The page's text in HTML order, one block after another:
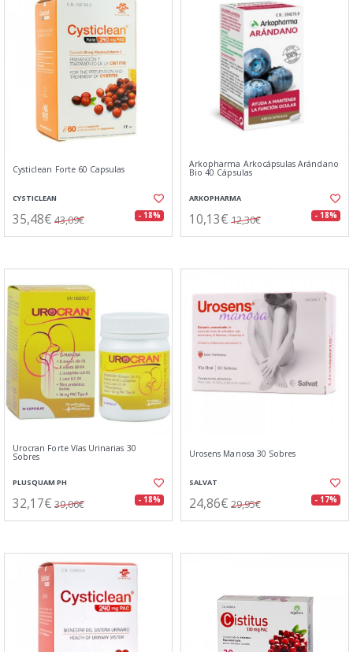
Cysticlean Forte 60 Capsulas
CYSTICLEAN
35,48€ 43,09€ - 18%
Arkopharma Arkocápsulas Arándano
Bio 40 Cápsulas
ARKOPHARMA
10,13€ 12,30€ - 18%
Urocran Forte Vías Urinarias 30
Sobres
PLUSQUAM PH
32,17€ 39,06€ - 18%
Urosens Manosa 30 Sobres
SALVAT
24,86€ 29,95€ - 17%